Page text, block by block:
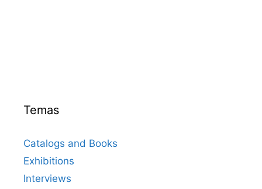
Temas
Catalogs and Books
Exhibitions
Interviews